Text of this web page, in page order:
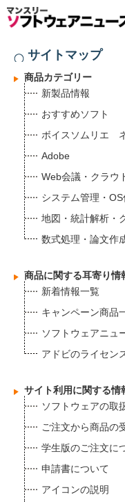
サイトマップ
商品カテゴリー
新製品情報
おすすめソフト
ボイスソムリエ
Adobe
Web会議・クラウ
システム管理・
地図・統計解析・
数式処理・論文作
商品に関する耳寄り情
新着情報一覧
キャンペーン商品
ソフトウェアニュ
アドビのライセン
サイト利用に関する情
ソフトウェアの取
ご注文から商品の
学生版のご注文に
申請書について
アイコンの説明